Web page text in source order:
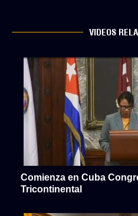
VIDEOS
Comienza en Cuba
Tricontinental